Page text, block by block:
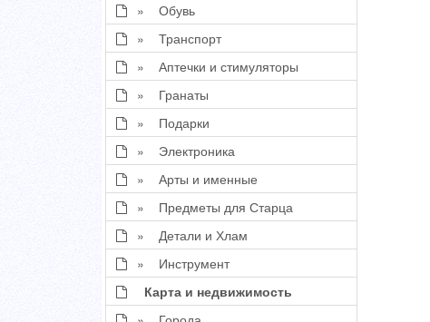
» Обувь
» Транспорт
» Аптечки и стимуляторы
» Гранаты
» Подарки
» Электроника
» Арты и именные
» Предметы для Старца
» Детали и Хлам
» Инструмент
Карта и недвижимость